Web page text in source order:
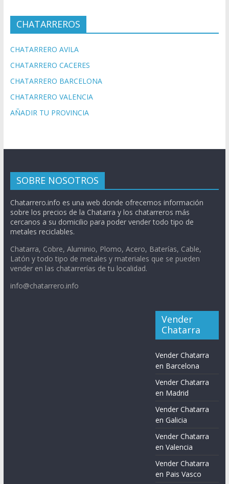
CHATARREROS
CHATARRERO AVILA
CHATARRERO CACERES
CHATARRERO BARCELONA
CHATARRERO VALENCIA
AÑADIR TU PROVINCIA
SOBRE NOSOTROS
Chatarrero.info es una web donde ofrecemos información
sobre los precios de la Chatarra y los chatarreros más
cercanos a su domicilio para poder vender todo tipo de
metales reciclables.
Chatarra, Cobre, Aluminio, Plomo, Acero, Baterías, Cable,
Latón y todo tipo de metales y materiales que se pueden
vender en las chatarrerías de tu localidad.
info@chatarrero.info
Vender
Chatarra
Vender Chatarra
en Barcelona
Vender Chatarra
en Madrid
Vender Chatarra
en Galicia
Vender Chatarra
en Valencia
Vender Chatarra
en Pais Vasco